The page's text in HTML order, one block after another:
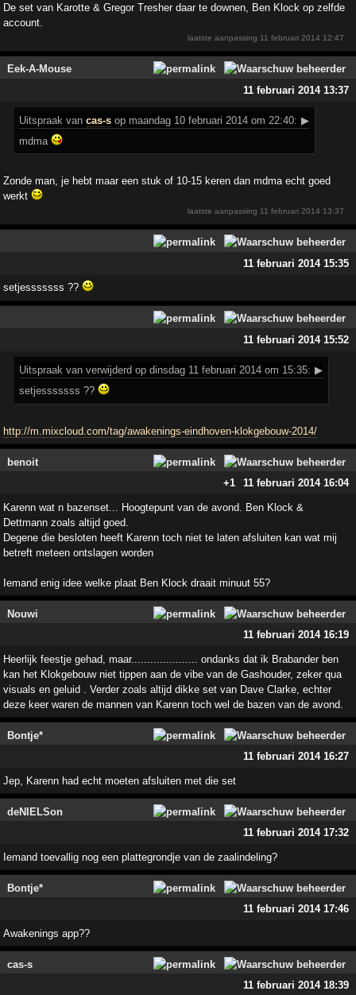
De set van Karotte & Gregor Tresher daar te downen, Ben Klock op zelfde
account.
laatste aanpassing 11 februari 2014 12:47
Eek-A-Mouse
11 februari 2014 13:37
Uitspraak vancas-s op maandag 10 februari 2014 om 22:40: ▶
mdma
Zonde man, je hebt maar een stuk of 10-15 keren dan mdma echt goed
werkt
laatste aanpassing 11 februari 2014 13:37
11 februari 2014 15:35
setjesssssss ??
11 februari 2014 15:52
Uitspraak van verwijderd op dinsdag 11 februari 2014 om 15:35: ▶
setjesssssss ??
http://m.mixcloud.com/tag/awakenings-eindhoven-klokgebouw-2014/
benoit
+1
11 februari 2014 16:04
Karenn wat n bazenset... Hoogtepunt van de avond. Ben Klock &
Dettmann zoals altijd goed.
Degene die besloten heeft Karenn toch niet te laten afsluiten kan wat mij
betreft meteen ontslagen worden
Iemand enig idee welke plaat Ben Klock draait minuut 55?
Nouwi
11 februari 2014 16:19
Heerlijk feestje gehad, maar..................... ondanks dat ik Brabander ben
kan het Klokgebouw niet tippen aan de vibe van de Gashouder, zeker qua
visuals en geluid . Verder zoals altijd dikke set van Dave Clarke, echter
deze keer waren de mannen van Karenn toch wel de bazen van de avond.
Bontje*
11 februari 2014 16:27
Jep, Karenn had echt moeten afsluiten met die set
deNIELSon
11 februari 2014 17:32
Iemand toevallig nog een plattegrondje van de zaalindeling?
Bontje*
11 februari 2014 17:46
Awakenings app??
cas-s
11 februari 2014 18:39